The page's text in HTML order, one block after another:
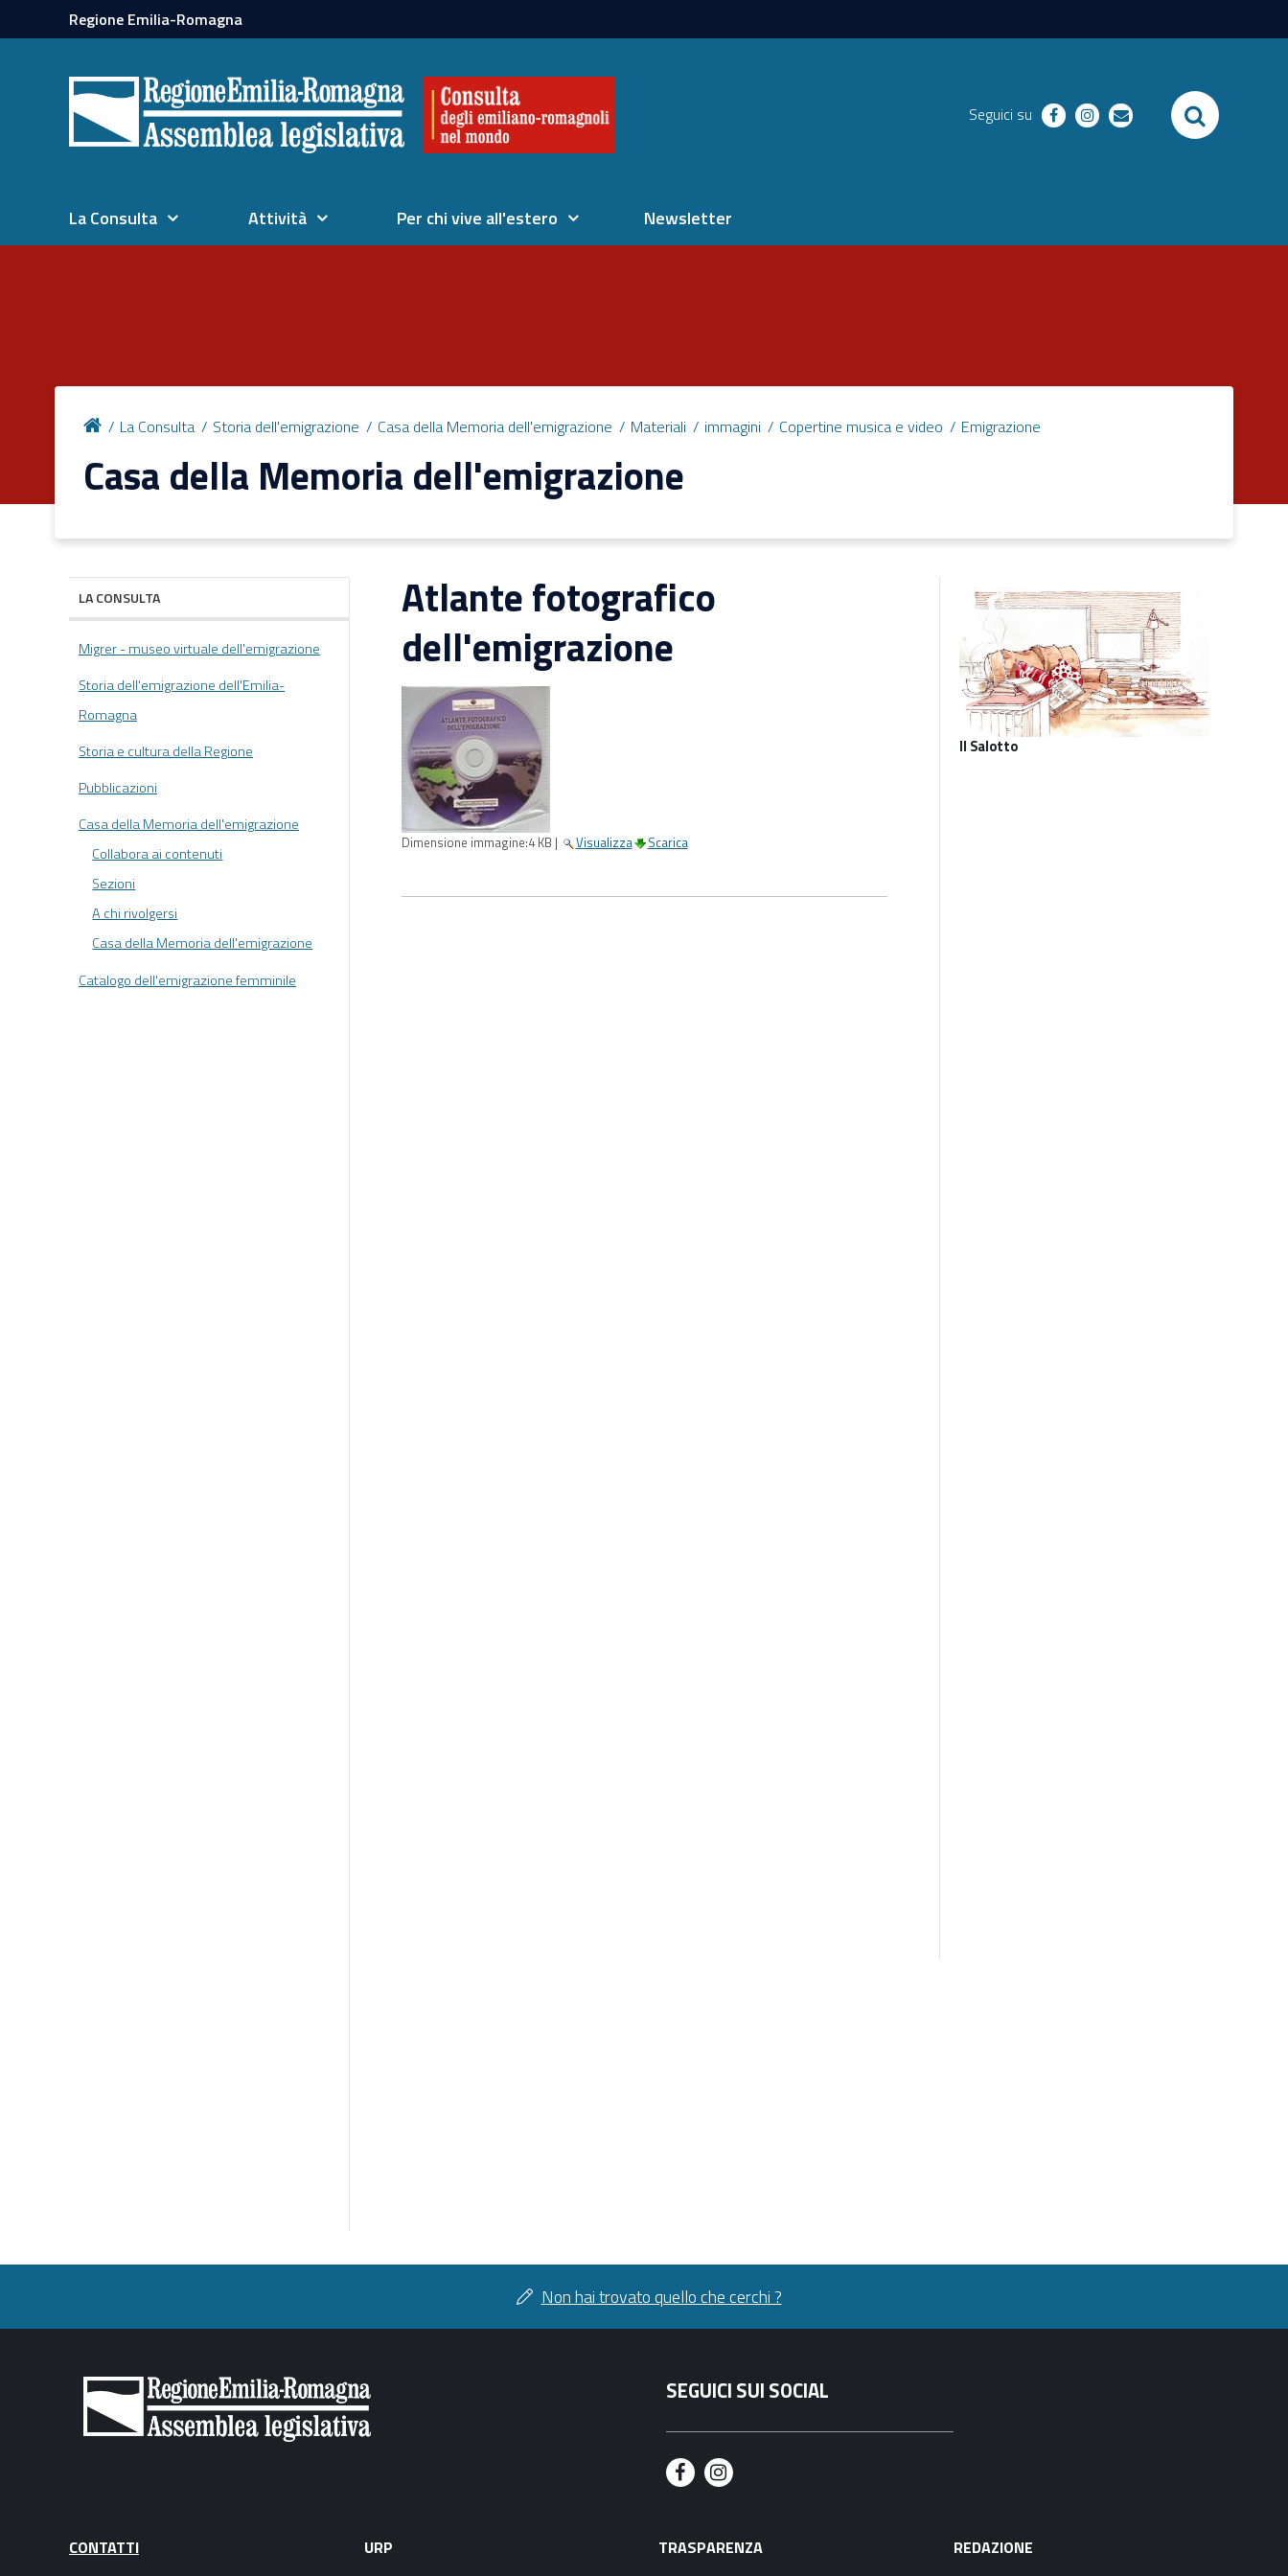
Regione Emilia-Romagna
Seguici su facebookinstagram
email SEARCH
La Consulta Attività Per chi vive all'estero Newsletter
La Consulta Storia dell'emigrazione Casa della Memoria dell'emigrazione Materiali immagini Copertine musica e video Emigrazione
Casa della Memoria dell'emigrazione
Atlante fotografico
dell'emigrazione
Dimensione immagine:4 KB | Visualizza Scarica
LA CONSULTA
Migrer - museo virtuale dell'emigrazione
Storia dell'emigrazione dell'Emilia-
Romagna
Storia e cultura della Regione
Pubblicazioni
Casa della Memoria dell'emigrazione
Collabora ai contenuti
Sezioni
A chi rivolgersi
Casa della Memoria dell'emigrazione
Catalogo dell'emigrazione femminile
Il Salotto
Non hai trovato quello che cerchi ?
SEGUICI SUI SOCIAL
F
c
I
s
CONTATTI URP TRASPARENZA REDAZIONE